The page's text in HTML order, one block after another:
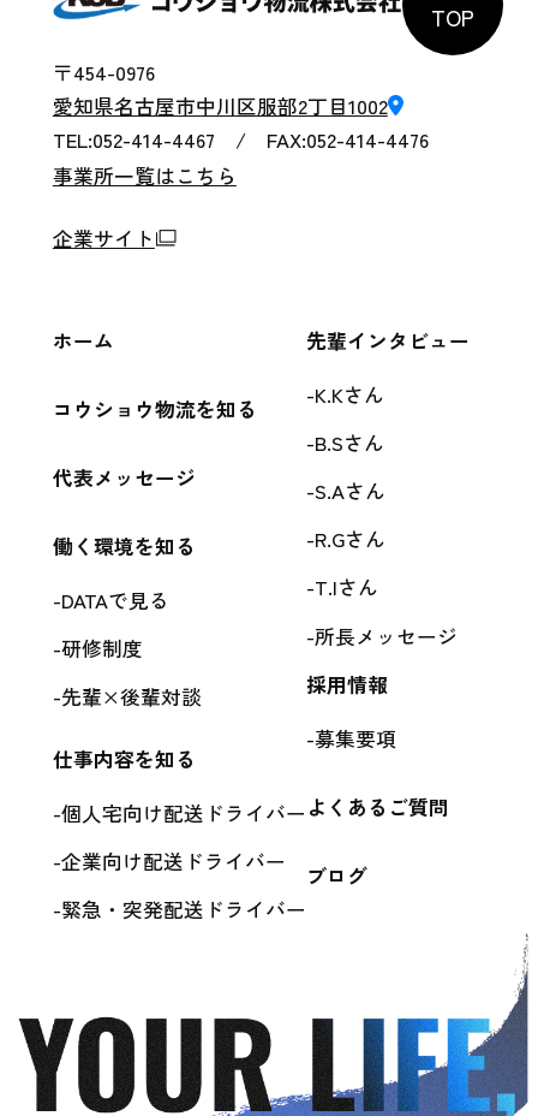
TOP
〒454-0976
愛知県名古屋市中川区服部2丁目1002
TEL:052-414-4467 / FAX:052-414-4476
事業所一覧はこちら
企業サイト
ホーム
コウショウ物流を知る
代表メッセージ
働く環境を知る
DATAで見る
研修制度
先輩×後輩対談
仕事内容を知る
個人宅向け配送ドライバー
企業向け配送ドライバー
緊急・突発配送ドライバー
先輩インタビュー
K.Kさん
B.Sさん
S.Aさん
R.Gさん
T.Iさん
所長メッセージ
採用情報
募集要項
よくあるご質問
ブログ